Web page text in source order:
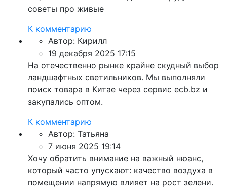
советы про живые
К комментарию
Автор: Кирилл
19 декабря 2025 17:15
На отечественно рынке крайне скудный выбор
ландшафтных светильников. Мы выполняли
поиск товара в Китае через сервис ecb.bz и
закупались оптом.
К комментарию
Автор: Татьяна
7 июня 2025 19:14
Хочу обратить внимание на важный нюанс,
который часто упускают: качество воздуха в
помещении напрямую влияет на рост зелени.